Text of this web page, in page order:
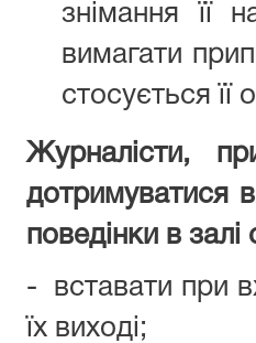
знімання її
вимагати
стосується її
Журналісти,
дотримуватися
поведінки в залі
- вставати при
їх виході;